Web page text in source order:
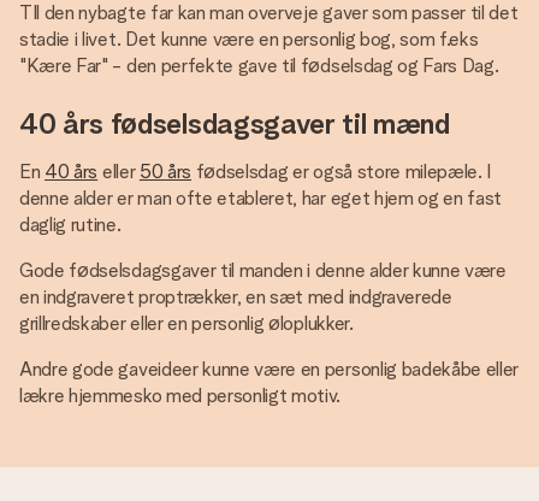
TIl den nybagte far kan man overveje gaver som passer til det
stadie i livet. Det kunne være en personlig bog, som f.eks
"Kære Far" - den perfekte gave til fødselsdag og Fars Dag.
40 års fødselsdagsgaver til mænd
En 40 års eller 50 års fødselsdag er også store milepæle. I
denne alder er man ofte etableret, har eget hjem og en fast
daglig rutine.
Gode fødselsdagsgaver til manden i denne alder kunne være
en indgraveret proptrækker, en sæt med indgraverede
grillredskaber eller en personlig øloplukker.
Andre gode gaveideer kunne være en personlig badekåbe eller
lækre hjemmesko med personligt motiv.